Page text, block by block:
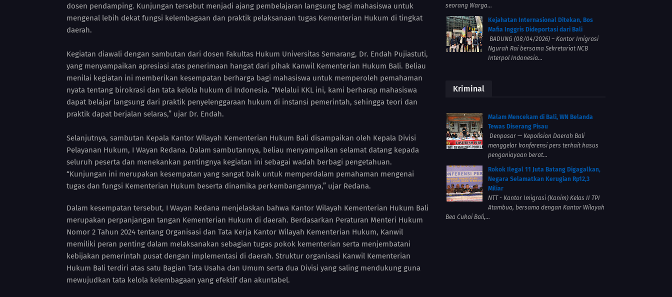
dosen pendamping. Kunjungan tersebut menjadi ajang pembelajaran langsung bagi mahasiswa untuk
mengenal lebih dekat fungsi kelembagaan dan praktik pelaksanaan tugas Kementerian Hukum di tingkat
daerah.
Kegiatan diawali dengan sambutan dari dosen Fakultas Hukum Universitas Semarang, Dr. Endah Pujiastuti,
yang menyampaikan apresiasi atas penerimaan hangat dari pihak Kanwil Kementerian Hukum Bali. Beliau
menilai kegiatan ini memberikan kesempatan berharga bagi mahasiswa untuk memperoleh pemahaman
nyata tentang birokrasi dan tata kelola hukum di Indonesia. “Melalui KKL ini, kami berharap mahasiswa
dapat belajar langsung dari praktik penyelenggaraan hukum di instansi pemerintah, sehingga teori dan
praktik dapat berjalan selaras,” ujar Dr. Endah.
Selanjutnya, sambutan Kepala Kantor Wilayah Kementerian Hukum Bali disampaikan oleh Kepala Divisi
Pelayanan Hukum, I Wayan Redana. Dalam sambutannya, beliau menyampaikan selamat datang kepada
seluruh peserta dan menekankan pentingnya kegiatan ini sebagai wadah berbagi pengetahuan.
“Kunjungan ini merupakan kesempatan yang sangat baik untuk memperdalam pemahaman mengenai
tugas dan fungsi Kementerian Hukum beserta dinamika perkembangannya,” ujar Redana.
Dalam kesempatan tersebut, I Wayan Redana menjelaskan bahwa Kantor Wilayah Kementerian Hukum Bali
merupakan perpanjangan tangan Kementerian Hukum di daerah. Berdasarkan Peraturan Menteri Hukum
Nomor 2 Tahun 2024 tentang Organisasi dan Tata Kerja Kantor Wilayah Kementerian Hukum, Kanwil
memiliki peran penting dalam melaksanakan sebagian tugas pokok kementerian serta menjembatani
kebijakan pemerintah pusat dengan implementasi di daerah. Struktur organisasi Kanwil Kementerian
Hukum Bali terdiri atas satu Bagian Tata Usaha dan Umum serta dua Divisi yang saling mendukung guna
mewujudkan tata kelola kelembagaan yang efektif dan akuntabel.
seorang Warga...
Kejahatan Internasional Ditekan, Bos
Mafia Inggris Dideportasi dari Bali
BADUNG (08/04/2026) – Kantor Imigrasi
Ngurah Rai bersama Sekretariat NCB
Interpol Indonesia...
Kriminal
Malam Mencekam di Bali, WN Belanda
Tewas Diserang Pisau
Denpasar — Kepolisian Daerah Bali
menggelar konferensi pers terkait kasus
penganiayaan berat...
Rokok Ilegal 11 Juta Batang Digagalkan,
Negara Selamatkan Kerugian Rp12,3
Miliar
NTT - Kantor Imigrasi (Kanim) Kelas II TPI
Atambua, bersama dengan Kantor Wilayah
Bea Cukai Bali,...